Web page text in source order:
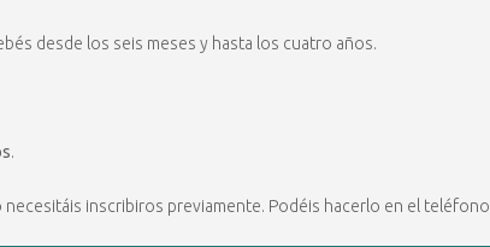
desde los seis meses y hasta los cuatro años.
.
necesitáis inscribiros previamente. Podéis hacerlo en el teléfono